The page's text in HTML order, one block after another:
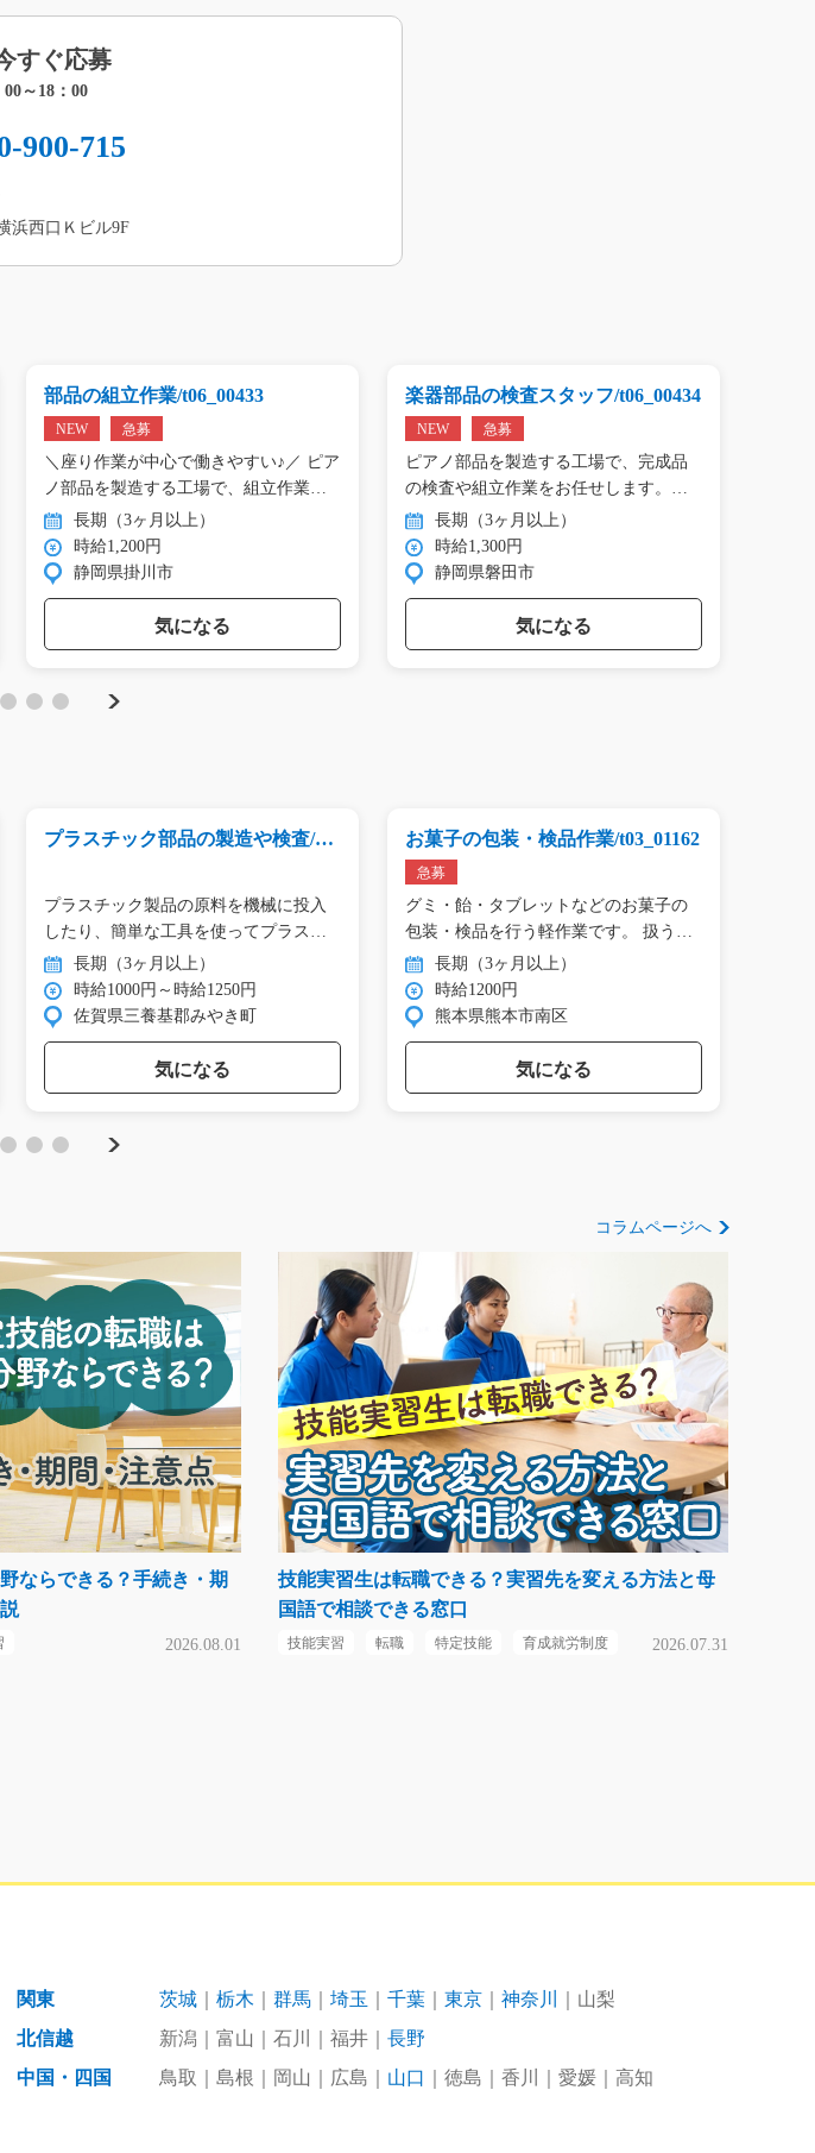
すぐ応募
～18：00
900-715
浜西口Ｋビル9F
部品の組立作業/t06_00433
NEW 急募
＼座り作業が中心で働きやすい♪／ ピア
ノ部品を製造する工場で、組立作業…
長期（3ヶ月以上）
時給1,200円
静岡県掛川市
気になる
楽器部品の検査スタッフ/t06_00434
NEW 急募
ピアノ部品を製造する工場で、完成品
の検査や組立作業をお任せします。
目… 長期（3ヶ月以上）
時給1,300円
静岡県磐田市
気になる
Next
プラスチック部品の製造や検査/y0
プラスチック製品の原料を機械に投入
したり、簡単な工具を使ってプラス
チ… 長期（3ヶ月以上）
時給1000円～時給1250円
佐賀県三養基郡みやき町
気になる
お菓子の包装・検品作業/t03_01162
急募
グミ・飴・タブレットなどのお菓子の
包装・検品を行う軽作業です。 扱う
製… 長期（3ヶ月以上）
時給1200円
熊本県熊本市南区
気になる
Next
コラムページへ
ならできる？手続き・期
2026.08.01
技能実習生は転職できる？実習先を変える方法と母
国語で相談できる窓口
技能実習 転職 特定技能 育成就労制度 2026.07.31
関東 茨城 栃木 群馬 埼玉 千葉 東京 神奈川
山梨
北信越 新潟 富山 石川 福井
長野
中国・四国 鳥取 島根 岡山 広島 山口 徳島 香川 愛媛
高知